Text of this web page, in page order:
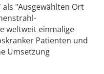
"Ausgewählten Ort
weltweit einmalige
Patienten und
Umsetzung